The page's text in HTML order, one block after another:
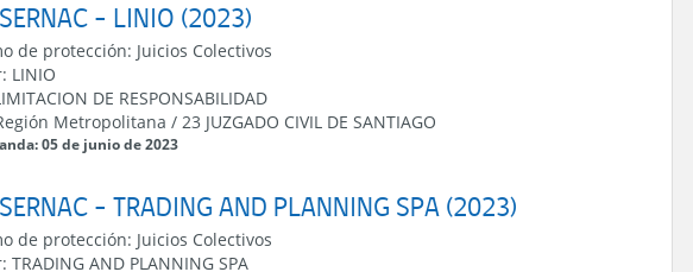
- LINIO (2023)
de protección: Juicios Colectivos
LINIO
DE RESPONSABILIDAD
Metropolitana /23 JUZGADO CIVIL DE SANTIAGO
05 de junio de 2023
- TRADING AND PLANNING SPA (2023)
de protección: Juicios Colectivos
TRADING AND PLANNING SPA